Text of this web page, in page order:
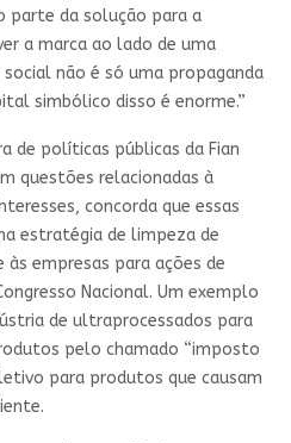
parte da solução para a
a marca ao lado de uma
não é só uma propaganda
simbólico disso é enorme.”
de políticas públicas da Fian
questões relacionadas à
concorda que essas
estratégia de limpeza de
empresas para ações de
Nacional. Um exemplo
de ultraprocessados para
pelo chamado “imposto
para produtos que causam